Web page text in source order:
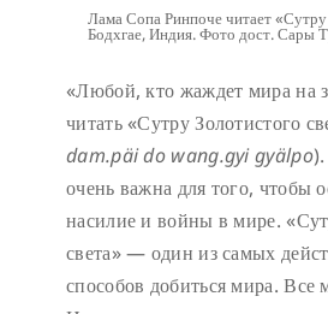
Лама Сопа Ринпоче читает «Сутру
Бодхгае, Индия. Фото дост. Сары
«Любой, кто жаждет мира на
читать «Сутру Золотистого
dam.päi do wang.gyi gyälpo
очень важна для того, чтобы
насилие и войны в мире.
света» — один из самых
способов добиться мира. Все